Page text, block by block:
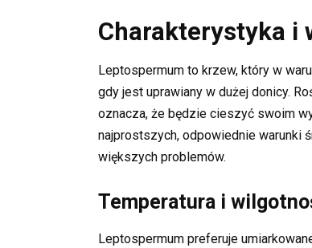
Charakterystyka i
Leptospermum to krzew, który w
gdy jest uprawiany w dużej donicy.
oznacza, że będzie cieszyć swoim
najprostszych, odpowiednie warunki
większych problemów.
Temperatura i
Leptospermum preferuje